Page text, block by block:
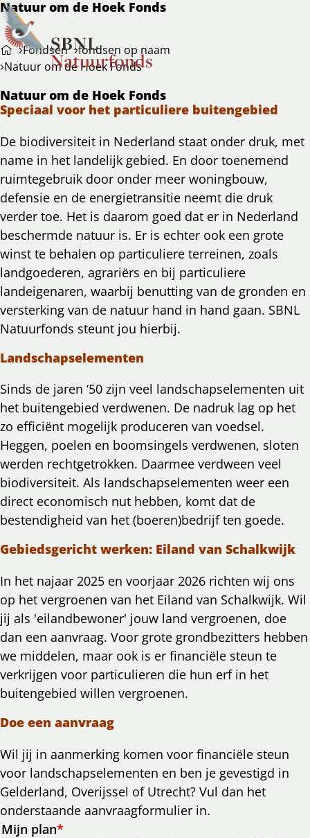
Natuur om de Hoek Fonds
Fondsen
fondsen op naam
Natuur om de Hoek Fonds
Natuur om de Hoek Fonds
Speciaal voor het particuliere buitengebied
De biodiversiteit in Nederland staat onder druk, met
name in het landelijk gebied. En door toenemend
ruimtegebruik door onder meer woningbouw,
defensie en de energietransitie neemt die druk
verder toe. Het is daarom goed dat er in Nederland
beschermde natuur is. Er is echter ook een grote
winst te behalen op particuliere terreinen, zoals
landgoederen, agrariërs en bij particuliere
landeigenaren, waarbij benutting van de gronden en
versterking van de natuur hand in hand gaan. SBNL
Natuurfonds steunt jou hierbij.
Landschapselementen
Sinds de jaren ‘50 zijn veel landschapselementen uit
het buitengebied verdwenen. De nadruk lag op het
zo efficiënt mogelijk produceren van voedsel.
Heggen, poelen en boomsingels verdwenen, sloten
werden rechtgetrokken. Daarmee verdween veel
biodiversiteit. Als landschapselementen weer een
direct economisch nut hebben, komt dat de
bestendigheid van het (boeren)bedrijf ten goede.
Gebiedsgericht werken: Eiland van Schalkwijk
In het najaar 2025 en voorjaar 2026 richten wij ons
op het vergroenen van het Eiland van Schalkwijk. Wil
jij als 'eilandbewoner' jouw land vergroenen, doe
dan een aanvraag. Voor grote grondbezitters hebben
we middelen, maar ook is er financiële steun te
verkrijgen voor particulieren die hun erf in het
buitengebied willen vergroenen.
Doe een aanvraag
Wil jij in aanmerking komen voor financiële steun
voor landschapselementen en ben je gevestigd in
Gelderland, Overijssel of Utrecht? Vul dan het
onderstaande aanvraagformulier in.
Mijn plan*